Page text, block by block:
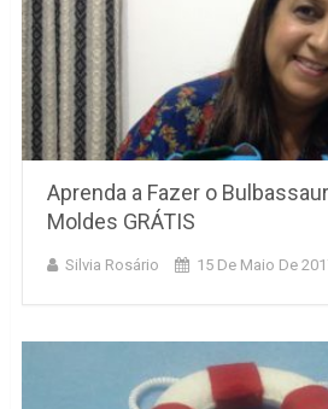
Aprenda a Fazer o
Moldes GRÁTIS
Silvia Rosário 15 De Maio De